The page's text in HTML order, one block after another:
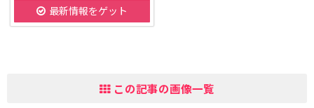
最新情報をゲット
この記事の画像一覧